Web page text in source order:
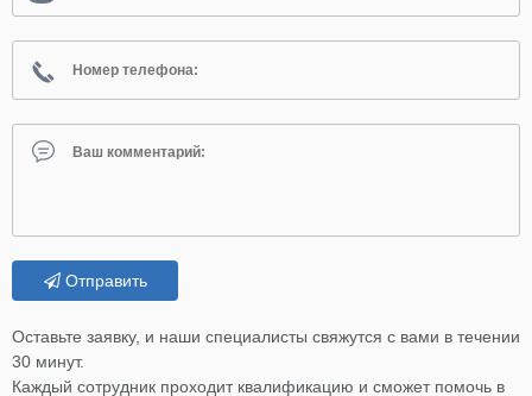
Отправить
Оставьте заявку, и наши специалисты свяжутся с вами в течении
30 минут.
Каждый сотрудник проходит квалификацию и сможет помочь в